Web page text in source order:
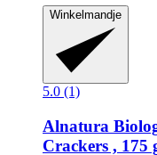
Winkelmandje
5.0 (1)
Alnatura
Crackers , 175